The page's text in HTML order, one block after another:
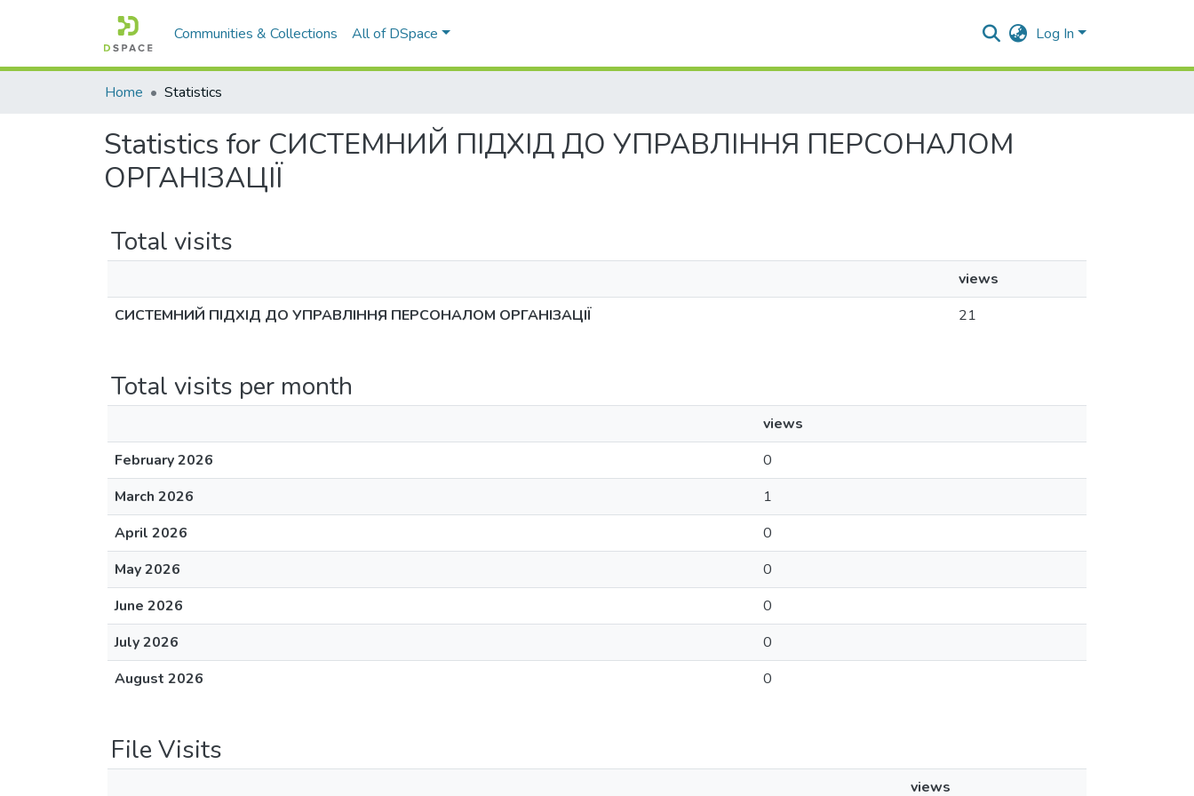
Communities & Collections All of DSpace Log In
Home Statistics
Statistics for СИСТЕМНИЙ ПІДХІД ДО УПРАВЛІННЯ ПЕРСОНАЛОМ
ОРГАНІЗАЦІЇ
Total visits
views
СИСТЕМНИЙ ПІДХІД ДО УПРАВЛІННЯ ПЕРСОНАЛОМ ОРГАНІЗАЦІЇ
21
Total visits per month
views
February 2026
0
March 2026
1
April 2026
0
May 2026
0
June 2026
0
July 2026
0
August 2026
0
File Visits
views